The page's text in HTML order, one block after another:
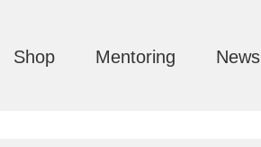
Shop Mentoring News